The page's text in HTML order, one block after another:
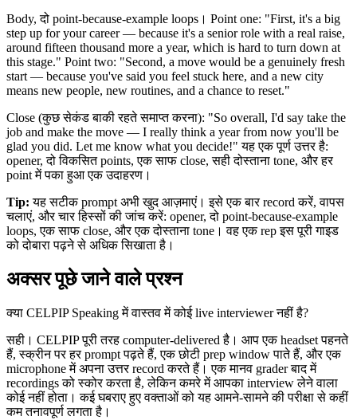
Body, दो point-because-example loops। Point one: "First, it's a big
step up for your career — because it's a senior role with a real raise,
around fifteen thousand more a year, which is hard to turn down at
this stage." Point two: "Second, a move would be a genuinely fresh
start — because you've said you feel stuck here, and a new city
means new people, new routines, and a chance to reset."
Close (कुछ सेकंड बाकी रहते समाप्त करना): "So overall, I'd say take the
job and make the move — I really think a year from now you'll be
glad you did. Let me know what you decide!" यह एक पूर्ण उत्तर है:
opener, दो विकसित points, एक साफ close, सही दोस्ताना tone, और हर
point में पका हुआ एक उदाहरण।
Tip: यह सटीक prompt अभी खुद आज़माएं। इसे एक बार record करें, वापस
चलाएं, और चार हिस्सों की जांच करें: opener, दो point-because-example
loops, एक साफ close, और एक दोस्ताना tone। वह एक rep इस पूरी गाइड
को दोबारा पढ़ने से अधिक सिखाता है।
अक्सर पूछे जाने वाले प्रश्न
क्या CELPIP Speaking में वास्तव में कोई live interviewer नहीं है?
सही। CELPIP पूरी तरह computer-delivered है। आप एक headset पहनते
हैं, स्क्रीन पर हर prompt पढ़ते हैं, एक छोटी prep window पाते हैं, और एक
microphone में अपना उत्तर record करते हैं। एक मानव grader बाद में
recordings को स्कोर करता है, लेकिन कमरे में आपका interview लेने वाला
कोई नहीं होता। कई घबराए हुए वक्ताओं को यह आमने-सामने की परीक्षा से कहीं
कम तनावपूर्ण लगता है।